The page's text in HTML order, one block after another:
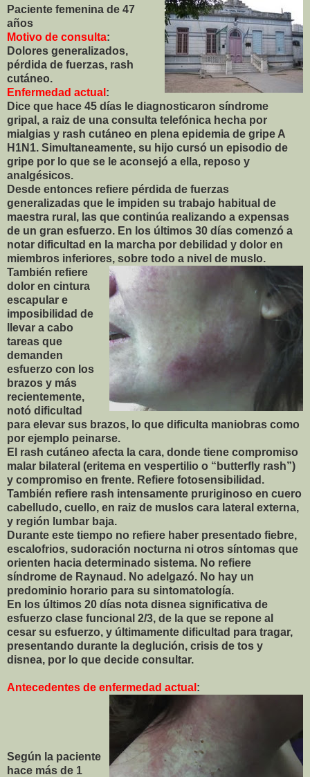
Paciente femenina de 47
años
Motivo de consulta:
Dolores generalizados,
pérdida de fuerzas, rash
cutáneo.
Enfermedad actual :
Dice que hace 45 días le diagnosticaron síndrome
gripal, a raiz de una consulta telefónica hecha por
mialgias y rash cutáneo en plena epidemia de gripe A
H1N1. Simultaneamente, su hijo cursó un episodio de
gripe por lo que se le aconsejó a ella, reposo y
analgésicos.
Desde entonces refiere pérdida de fuerzas
generalizadas que le impiden su trabajo habitual de
maestra rural, las que continúa realizando a expensas
de un gran esfuerzo. En los últimos 30 días comenzó a
notar dificultad en la marcha por debilidad y dolor en
miembros inferiores, sobre todo a nivel de muslo.
También refiere
dolor en cintura
escapular e
imposibilidad de
llevar a cabo
tareas que
demanden
esfuerzo con los
brazos y más
recientemente,
notó dificultad
para elevar sus brazos, lo que dificulta maniobras como
por ejemplo peinarse.
El rash cutáneo afecta la cara, donde tiene compromiso
malar bilateral (eritema en vespertilio o “butterfly rash”)
y compromiso en frente. Refiere fotosensibilidad.
También refiere rash intensamente pruriginoso en cuero
cabelludo, cuello, en raiz de muslos cara lateral externa,
y región lumbar baja.
Durante este tiempo no refiere haber presentado fiebre,
escalofrios, sudoración nocturna ni otros síntomas que
orienten hacia determinado sistema. No refiere
síndrome de Raynaud. No adelgazó. No hay un
predominio horario para su sintomatología.
En los últimos 20 días nota disnea significativa de
esfuerzo clase funcional 2/3, de la que se repone al
cesar su esfuerzo, y últimamente dificultad para tragar,
presentando durante la deglución, crisis de tos y
disnea, por lo que decide consultar.
Antecedentes de enfermedad actual :
Según la paciente
hace más de 1